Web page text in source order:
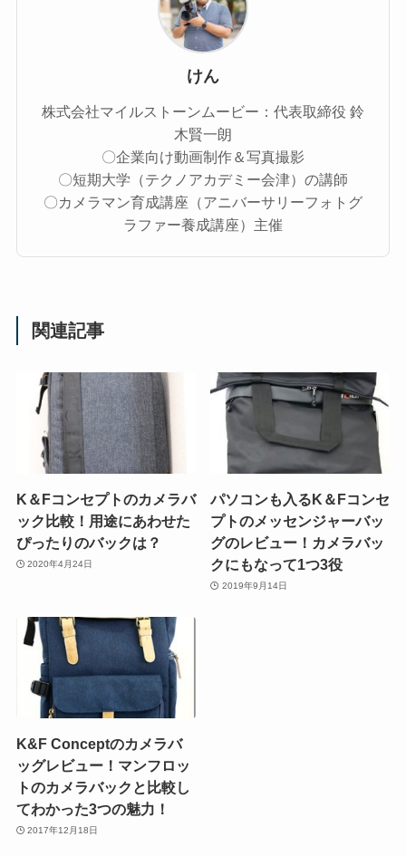
けん
株式会社マイルストーンムービー：代表取締役 鈴
木賢一朗
〇企業向け動画制作＆写真撮影
〇短期大学（テクノアカデミー会津）の講師
〇カメラマン育成講座（アニバーサリーフォトグ
ラファー養成講座）主催
関連記事
K＆Fコンセプトのカメラバ
ック比較！用途にあわせた
ぴったりのバックは？
2020年4月24日
パソコンも入るK＆Fコンセ
プトのメッセンジャーバッ
グのレビュー！カメラバッ
クにもなって1つ3役
2019年9月14日
K&F Conceptのカメラバ
ッグレビュー！マンフロッ
トのカメラバックと比較し
てわかった3つの魅力！
2017年12月18日